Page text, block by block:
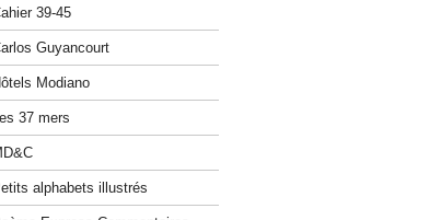
39-45
Guyancourt
Modiano
37 mers
alphabets illustrés